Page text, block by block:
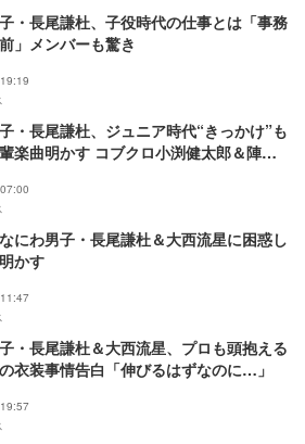
・長尾謙杜、子役時代の仕事とは「事務
」メンバーも驚き
・長尾謙杜、ジュニア時代“きっかけ”も
楽曲明かす コブクロ小渕健太郎＆陣内
にわ男子・長尾謙杜＆大西流星に困惑し
かす
・長尾謙杜＆大西流星、プロも頭抱える
衣装事情告白「伸びるはずなのに…」